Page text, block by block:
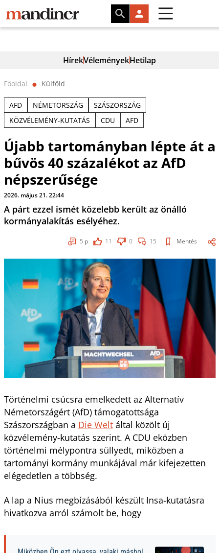
HírekVéleményekHetilap
Főoldal ⬤ Külföld
AFD NÉMETORSZÁG
SZÁSZORSZÁG
KÖZVÉLEMÉNY-KUTATÁS
CDU AFD
Újabb tartományban lépte át a
bűvös 40 százalékot az AfD
népszerűsége
2026. május 21. 22:44
A párt ezzel ismét közelebb került az önálló
kormányalakítás esélyéhez.
5 p 11 0 15 Mentés
Történelmi csúcsra emelkedett az Alternatív
Németországért (AfD) támogatottsága
Szászországban a Die Weltáltal közölt új
közvélemény-kutatás szerint. A CDU eközben
történelmi mélypontra süllyedt, miközben a
tartományi kormány munkájával már kifejezetten
elégedetlen a többség.
A lap a Nius megbízásából készült Insa-kutatásra
hivatkozva arról számolt be, hogy